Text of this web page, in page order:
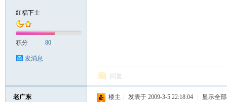
红福下士
积分 80
发消息
回复
老广东 楼主 发表于 2009-3-5 22:18:04 显示全